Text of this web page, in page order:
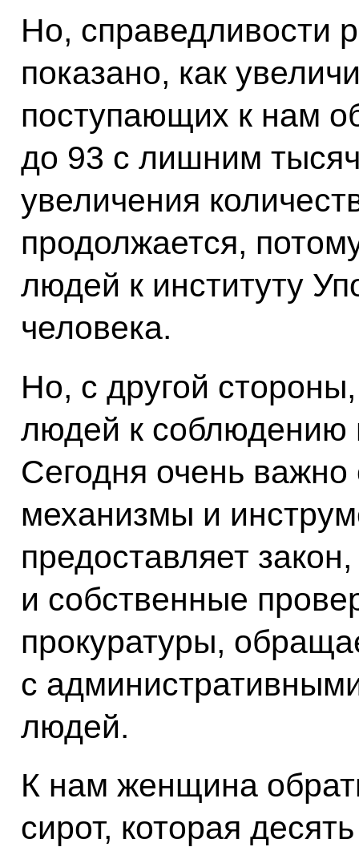
Но, справедливости
показано, как
поступающих к нам
до 93 с лишним
увеличения
продолжается,
людей к институту
человека.
Но, с другой
людей к соблюдению
Сегодня очень важно
механизмы и
предоставляет
и собственные
прокуратуры,
с
людей.
К нам женщина
сирот, которая